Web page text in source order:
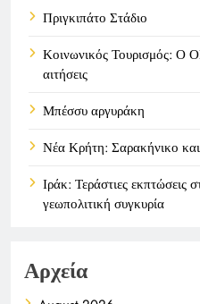
Πριγκιπάτο Στάδιο
Κοινωνικός Τουρισμός: Ο
αιτήσεις
Μπέσσυ αργυράκη
Νέα Κρήτη: Σαρακήνικο
Ιράκ: Τεράστιες εκπτώσεις
γεωπολιτική συγκυρία
Αρχεία